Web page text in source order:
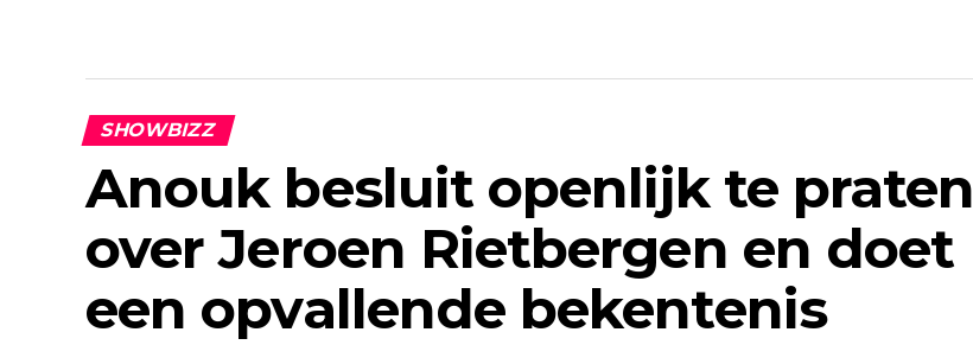
SHOWBIZZ
Anouk besluit openlijk te praten
over Jeroen Rietbergen en doet
een opvallende bekentenis